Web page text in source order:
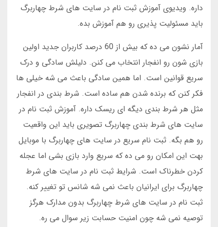
داره. ویدیوی آموزش ثبت نام در سایت های شرط چهاربرگ
باید مسئولیت پذیری رو هم آموزش بده.
آمار نشون می ده که بیش از 60 درصد کاربران جدید اولین
بازی شون رو انفجار انتخاب می کنن. دلیلش سادگی و درک
سریع قوانین است. اما همین سادگی باعث می شه خیلی ها
فکر کنن که برنده شدن هم ساده است. شرط بندی در انفجار
مثل هر شرط بندی دیگه ای ریسک داره. آموزش ثبت نام در
سایت های شرط بندی چهاربرگ تصویری باید این واقعیت
رو هم بگه. ثبت نام سریع در سایت های چهاربرگ با موبایل
بهت این امکان رو می ده که سریع وارد بازی بشی اما عجله
کردن خطرناک است. شرایط ثبت نام در سایت های شرط
چهاربرگ برای ایرانیان باعث نمی شه شانس تو تغییر کنه.
ثبت نام در سایت های شرط چهاربرگ بدون مدارک هرگز
توصیه نمی شه چون امنیت حسابت زیر سوال می ره.